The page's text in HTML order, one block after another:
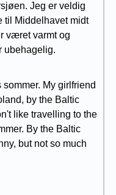
Jeg er veldig
til Middelhavet midt
været varmt og
ubehagelig.
My girlfriend
by the Baltic
like travelling to the
By the Baltic
but not so much